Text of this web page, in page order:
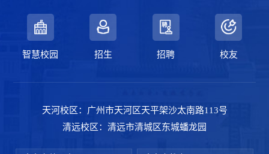
智慧校园 招生 招聘 校友
天河校区：广州市天河区天平架沙太南路113号
清远校区：清远市清城区东城蟠龙园